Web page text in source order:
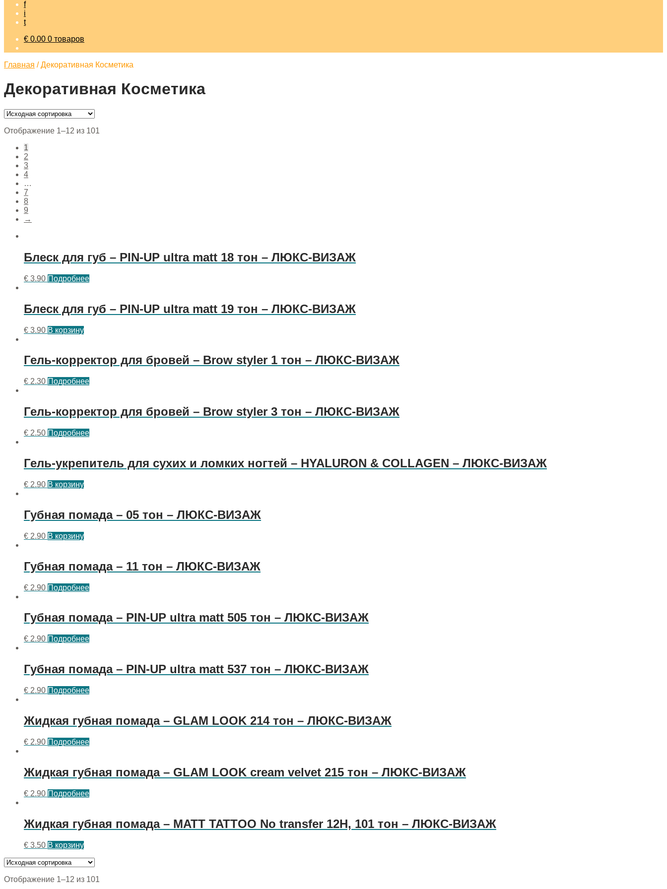
f
i
t
€ 0.00 0 товаров
Главная /Декоративная Косметика
Декоративная Косметика
Отображение 1–12 из 101
1
2
3
4
…
7
8
9
→
Блеск для губ – PIN-UP ultra matt 18 тон – ЛЮКС-ВИЗАЖ
€ 3.90 Подробнее
Блеск для губ – PIN-UP ultra matt 19 тон – ЛЮКС-ВИЗАЖ
€ 3.90 В корзину
Гель-корректор для бровей – Brow styler 1 тон – ЛЮКС-ВИЗАЖ
€ 2.30 Подробнее
Гель-корректор для бровей – Brow styler 3 тон – ЛЮКС-ВИЗАЖ
€ 2.50 Подробнее
Гель-укрепитель для сухих и ломких ногтей – HYALURON & COLLAGEN – ЛЮКС-ВИЗАЖ
€ 2.90 В корзину
Губная помада – 05 тон – ЛЮКС-ВИЗАЖ
€ 2.90 В корзину
Губная помада – 11 тон – ЛЮКС-ВИЗАЖ
€ 2.90 Подробнее
Губная помада – PIN-UP ultra matt 505 тон – ЛЮКС-ВИЗАЖ
€ 2.90 Подробнее
Губная помада – PIN-UP ultra matt 537 тон – ЛЮКС-ВИЗАЖ
€ 2.90 Подробнее
Жидкая губная помада – GLAM LOOK 214 тон – ЛЮКС-ВИЗАЖ
€ 2.90 Подробнее
Жидкая губная помада – GLAM LOOK cream velvet 215 тон – ЛЮКС-ВИЗАЖ
€ 2.90 Подробнее
Жидкая губная помада – MATT TATTOO No transfer 12H, 101 тон – ЛЮКС-ВИЗАЖ
€ 3.50 В корзину
Отображение 1–12 из 101